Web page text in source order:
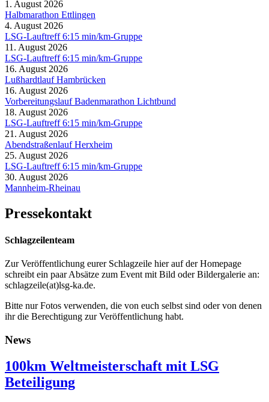
1. August 2026
Halbmarathon Ettlingen
4. August 2026
LSG-Lauftreff 6:15 min/km-Gruppe
11. August 2026
LSG-Lauftreff 6:15 min/km-Gruppe
16. August 2026
Lußhardtlauf Hambrücken
16. August 2026
Vorbereitungslauf Badenmarathon Lichtbund
18. August 2026
LSG-Lauftreff 6:15 min/km-Gruppe
21. August 2026
Abendstraßenlauf Herxheim
25. August 2026
LSG-Lauftreff 6:15 min/km-Gruppe
30. August 2026
Mannheim-Rheinau
Pressekontakt
Schlagzeilenteam
Zur Veröffentlichung eurer Schlagzeile hier auf der Homepage
schreibt ein paar Absätze zum Event mit Bild oder Bildergalerie an:
schlagzeile(at)lsg-ka.de.
Bitte nur Fotos verwenden, die von euch selbst sind oder von denen
ihr die Berechtigung zur Veröffentlichung habt.
News
100km Weltmeisterschaft mit LSG
Beteiligung